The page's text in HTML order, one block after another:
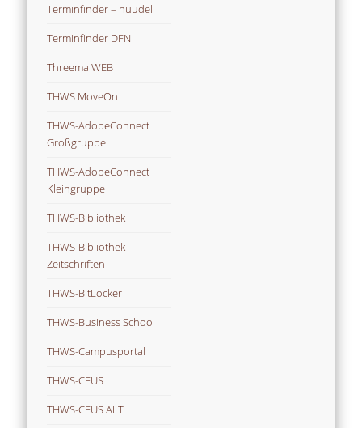
Terminfinder – nuudel
Terminfinder DFN
Threema WEB
THWS MoveOn
THWS-AdobeConnect
Großgruppe
THWS-AdobeConnect
Kleingruppe
THWS-Bibliothek
THWS-Bibliothek
Zeitschriften
THWS-BitLocker
THWS-Business School
THWS-Campusportal
THWS-CEUS
THWS-CEUS ALT